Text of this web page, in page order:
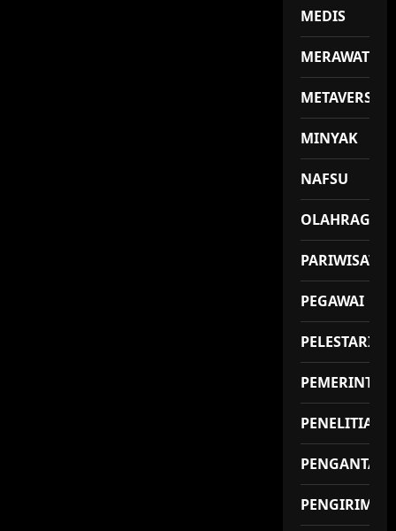
MEDIS
MERAWAT
METAVERSE
MINYAK
NAFSU
OLAHRAGA
PARIWISATA
PEGAWAI
PELESTARIAN
PEMERINTAH
PENELITIAN
PENGANTAR
PENGIRIMAN